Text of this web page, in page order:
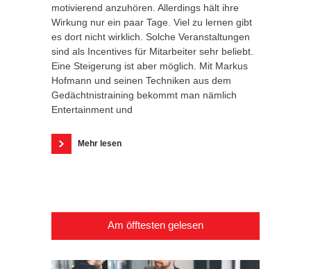
motivierend anzuhören. Allerdings hält ihre
Wirkung nur ein paar Tage. Viel zu lernen gibt
es dort nicht wirklich. Solche Veranstaltungen
sind als Incentives für Mitarbeiter sehr beliebt.
Eine Steigerung ist aber möglich. Mit Markus
Hofmann und seinen Techniken aus dem
Gedächtnistraining bekommt man nämlich
Entertainment und
Mehr lesen
Am öfftesten gelesen